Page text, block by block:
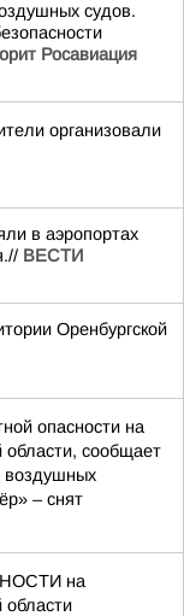
судов.
Росавиация
организовали
в аэропортах
ВЕСТИ
Оренбургской
опасности на
области, сообщает
воздушных
– снят
на
области